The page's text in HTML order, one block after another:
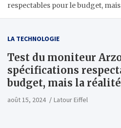
respectables pour le budget,
LA TECHNOLOGIE
Test du moniteur
spécifications
budget, mais la
août 15, 2024 Latour Eiffel